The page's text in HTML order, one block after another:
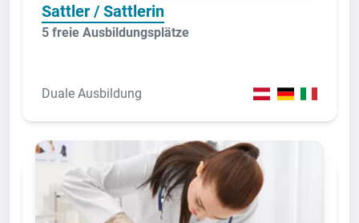
Sattler / Sattlerin
5 freie Ausbildungsplätze
Duale Ausbildung